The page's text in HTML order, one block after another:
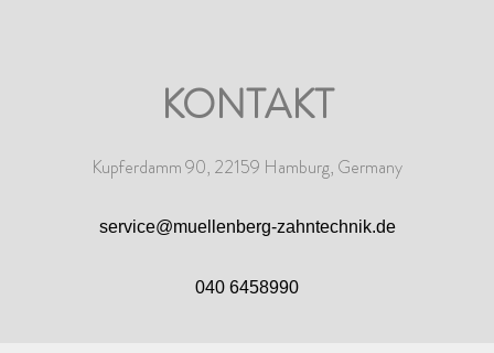
KONTAKT
Kupferdamm 90, 22159 Hamburg, Germany
service@muellenberg-zahntechnik.de
040 6458990